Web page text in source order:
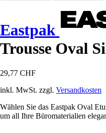
Eastpak
Trousse Oval
29,77 CHF
inkl. MwSt. zzgl. Versandkosten
Wählen Sie das Eastpak Oval
um all Ihre Büromaterialien